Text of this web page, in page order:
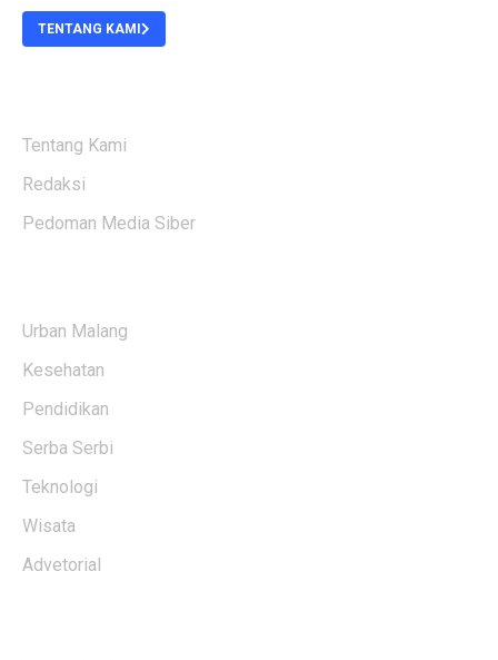
TENTANG KAMI
Tentang Kami
Redaksi
Pedoman Media Siber
Urban Malang
Kesehatan
Pendidikan
Serba Serbi
Teknologi
Wisata
Advetorial